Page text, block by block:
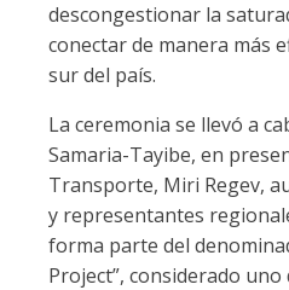
descongestionar la
conectar de manera más
sur del país.
La ceremonia se llevó a
Samaria-Tayibe, en
Transporte, Miri Regev,
y representantes
forma parte del
Project”, considerado